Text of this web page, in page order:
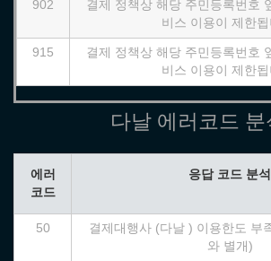
902
결제 정책상 해당 주민등록번호
비스 이용이 제한
915
결제 정책상 해당 주민등록번호
비스 이용이 제한
다날 에러코드 분
에러
코드
응답 코드 분석
50
결제대행사 (다날 ) 이용한도 부
와 별개)